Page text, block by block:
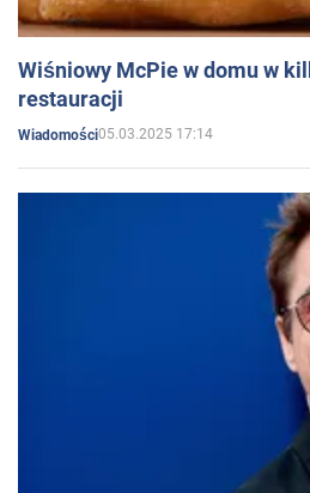
Wiśniowy McPie w domu w
restauracji
Wiadomości05.03.2025 17:14